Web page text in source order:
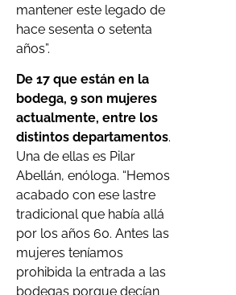
mantener este legado de
hace sesenta o setenta
años”.
De 17 que están en la
bodega, 9 son mujeres
actualmente, entre los
distintos departamentos.
Una de ellas es Pilar
Abellán, enóloga. “Hemos
acabado con ese lastre
tradicional que había allá
por los años 60. Antes las
mujeres teníamos
prohibida la entrada a las
bodegas porque decían